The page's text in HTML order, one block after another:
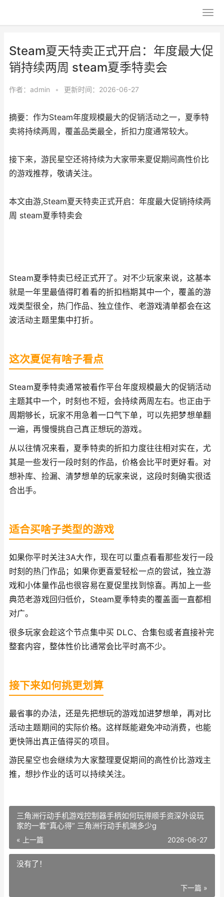
Steam夏天特卖正式开启：年度最大促
销持续两周 steam夏季特卖会
作者： admin • 更新时间：2026-06-27
摘要：作为Steam年度规模最大的促销活动之一，夏季特
卖将持续两周，覆盖品类最全，折扣力度通常较大。
接下来，游民星空还将持续为大家带来夏促期间高性价比
的游戏推荐，敬请关注。
本文由游,Steam夏天特卖正式开启：年度最大促销持续两
周 steam夏季特卖会
Steam夏季特卖已经正式开了。对不少玩家来说，这基本
就是一年里最值得盯着看的折扣档期其中一个，覆盖的游
戏类型很全，热门作品、独立佳作、老游戏清单都会在这
波活动主题里集中打折。
这次夏促有啥子看点
Steam夏季特卖通常被看作平台年度规模最大的促销活动
主题其中一个，时刻也不短，会持续两周左右。也正由于
周期够长，玩家不用急着一口气下单，可以先把梦想单翻
一遍，再慢慢挑自己真正想玩的游戏。
从以往情况来看，夏季特卖的折扣力度往往相对实在，尤
其是一些发行一段时刻的作品，价格会比平时更好看。对
想补库、捡漏、清梦想单的玩家来说，这段时刻确实很适
合出手。
适合买啥子类型的游戏
如果你平时关注3A大作，现在可以重点看看那些发行一段
时刻的热门作品；如果你更喜爱轻松一点的尝试，独立游
戏和小体量作品也很容易在夏促里找到惊喜。再加上一些
典范老游戏回归低价，Steam夏季特卖的覆盖面一直都相
对广。
很多玩家会趁这个节点集中买 DLC、合集包或者直接补完
整套内容，整体性价比通常会比平时高不少。
接下来如何挑更划算
最省事的办法，还是先把想玩的游戏加进梦想单，再对比
活动主题期间的实际价格。这样既能避免冲动消费，也能
更快筛出真正值得买的项目。
游民星空也会继续为大家整理夏促期间的高性价比游戏主
推，想抄作业的话可以持续关注。
三角洲行动手机游戏控制器手柄如何玩得顺手资深外设玩
家的一套“真心得” 三角洲行动手机端多少g
« 上一篇 2026-06-27
没有了！
下一篇 »